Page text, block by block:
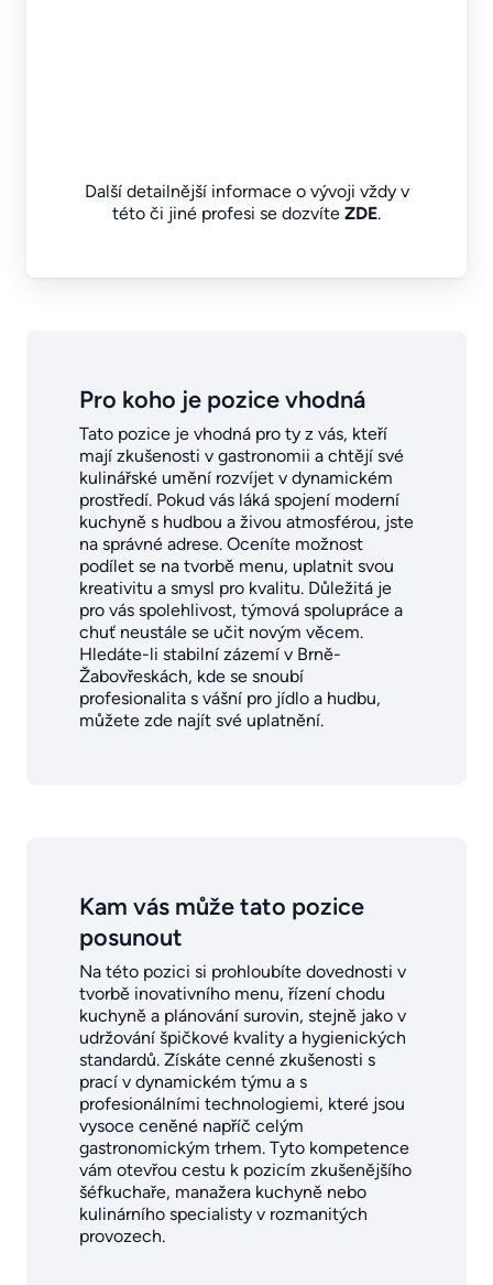
Další detailnější informace o vývoji vždy v
této či jiné profesi se dozvíte ZDE.
Pro koho je pozice vhodná
Tato pozice je vhodná pro ty z vás, kteří
mají zkušenosti v gastronomii a chtějí své
kulinářské umění rozvíjet v dynamickém
prostředí. Pokud vás láká spojení moderní
kuchyně s hudbou a živou atmosférou, jste
na správné adrese. Oceníte možnost
podílet se na tvorbě menu, uplatnit svou
kreativitu a smysl pro kvalitu. Důležitá je
pro vás spolehlivost, týmová spolupráce a
chuť neustále se učit novým věcem.
Hledáte-li stabilní zázemí v Brně-
Žabovřeskách, kde se snoubí
profesionalita s vášní pro jídlo a hudbu,
můžete zde najít své uplatnění.
Kam vás může tato pozice
posunout
Na této pozici si prohloubíte dovednosti v
tvorbě inovativního menu, řízení chodu
kuchyně a plánování surovin, stejně jako v
udržování špičkové kvality a hygienických
standardů. Získáte cenné zkušenosti s
prací v dynamickém týmu a s
profesionálními technologiemi, které jsou
vysoce ceněné napříč celým
gastronomickým trhem. Tyto kompetence
vám otevřou cestu k pozicím zkušenějšího
šéfkuchaře, manažera kuchyně nebo
kulinárního specialisty v rozmanitých
provozech.